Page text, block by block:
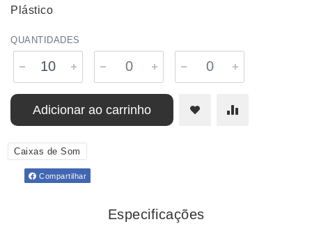
Plástico
QUANTIDADES
Adicionar ao carrinho
Caixas de Som
Compartilhar
Especificações